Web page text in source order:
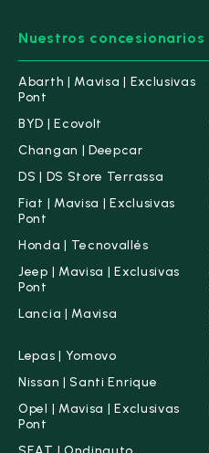
Nuestros concesionarios
Abarth | Mavisa | Exclusivas
Pont
BYD | Ecovolt
Changan | Deepcar
DS | DS Store Terrassa
Fiat | Mavisa | Exclusivas
Pont
Honda | Tecnovallés
Jeep | Mavisa | Exclusivas
Pont
Lancia | Mavisa
Lepas | Yomovo
Nissan | Santi Enrique
Opel | Mavisa | Exclusivas
Pont